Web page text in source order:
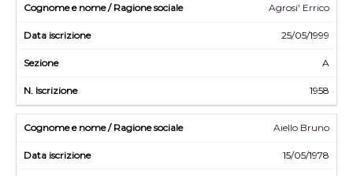
Agrosi' Errico
25/05/1999
A
1958
Aiello Bruno
15/05/1978